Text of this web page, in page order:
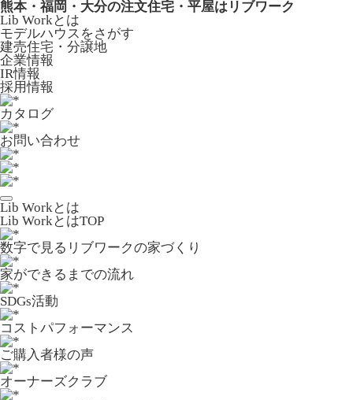
熊本・福岡・大分の注文住宅・平屋はリブワーク
Lib Workとは
モデルハウスをさがす
建売住宅・分譲地
企業情報
IR情報
採用情報
カタログ
お問い合わせ
Lib Workとは
Lib WorkとはTOP
数字で⾒るリブワークの家づくり
家ができるまでの流れ
SDGs活動
コストパフォーマンス
ご購入者様の声
オーナーズクラブ